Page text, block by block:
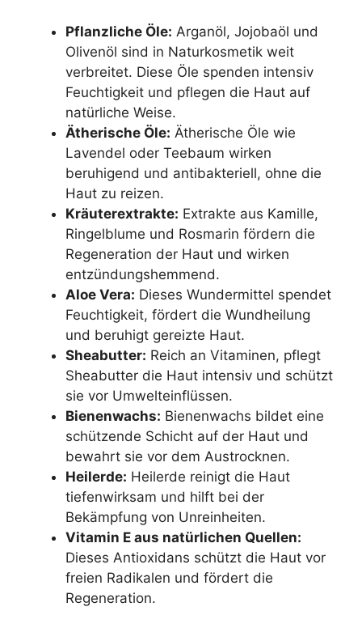
Pflanzliche Öle: Arganöl, Jojobaöl und
Olivenöl sind in Naturkosmetik weit
verbreitet. Diese Öle spenden intensiv
Feuchtigkeit und pflegen die Haut auf
natürliche Weise.
Ätherische Öle: Ätherische Öle wie
Lavendel oder Teebaum wirken
beruhigend und antibakteriell, ohne die
Haut zu reizen.
Kräuterextrakte: Extrakte aus Kamille,
Ringelblume und Rosmarin fördern die
Regeneration der Haut und wirken
entzündungshemmend.
Aloe Vera: Dieses Wundermittel spendet
Feuchtigkeit, fördert die Wundheilung
und beruhigt gereizte Haut.
Sheabutter: Reich an Vitaminen, pflegt
Sheabutter die Haut intensiv und schützt
sie vor Umwelteinflüssen.
Bienenwachs: Bienenwachs bildet eine
schützende Schicht auf der Haut und
bewahrt sie vor dem Austrocknen.
Heilerde: Heilerde reinigt die Haut
tiefenwirksam und hilft bei der
Bekämpfung von Unreinheiten.
Vitamin E aus natürlichen Quellen:
Dieses Antioxidans schützt die Haut vor
freien Radikalen und fördert die
Regeneration.